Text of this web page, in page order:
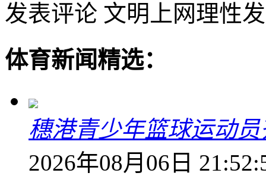
发表评论 文明上网理性
体育新闻精选：
穗港青少年篮球运动
2026年08月06日